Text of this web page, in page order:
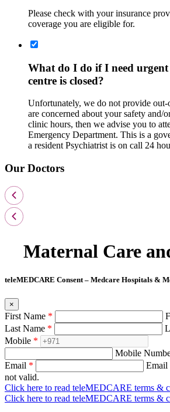
Please check with your insurance
coverage you are eligible for.
What do I do if I need
centre is closed?
Unfortunately, we do not provide
are concerned about your safety and/
clinic hours, then we advise you to
Emergency Department. This is a
a resident Psychiatrist is on call 24
Our Doctors
Maternal Care
teleMEDCARE Consent – Medcare Hospitals &
×
First Name *
Last Name *
Mobile *
Mobile
Email * Email
not valid.
Click here to read teleMEDCARE terms &
Click here to read teleMEDCARE terms &